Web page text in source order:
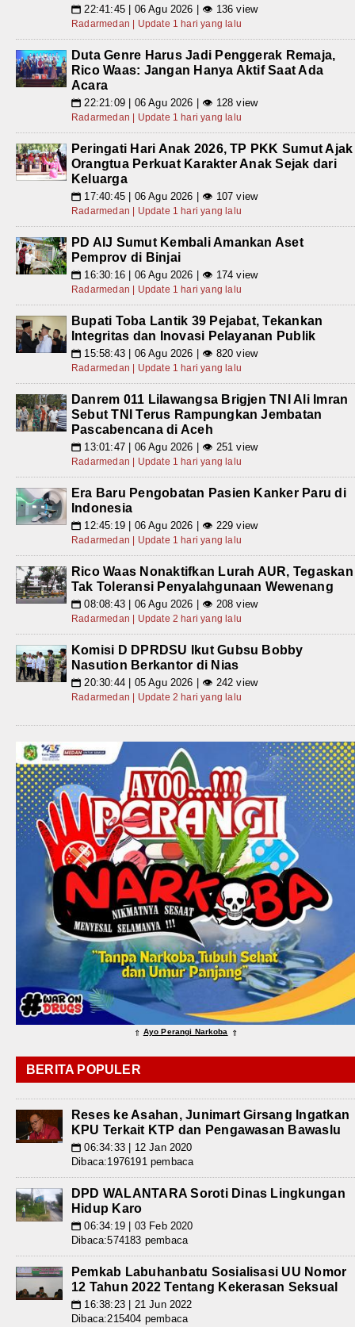
📅 22:41:45 | 06 Agu 2026 | 👁 136 view
Radarmedan | Update 1 hari yang lalu
Duta Genre Harus Jadi Penggerak Remaja,
Rico Waas: Jangan Hanya Aktif Saat Ada
Acara
📅 22:21:09 | 06 Agu 2026 | 👁 128 view
Radarmedan | Update 1 hari yang lalu
Peringati Hari Anak 2026, TP PKK Sumut Ajak
Orangtua Perkuat Karakter Anak Sejak dari
Keluarga
📅 17:40:45 | 06 Agu 2026 | 👁 107 view
Radarmedan | Update 1 hari yang lalu
PD AIJ Sumut Kembali Amankan Aset
Pemprov di Binjai
📅 16:30:16 | 06 Agu 2026 | 👁 174 view
Radarmedan | Update 1 hari yang lalu
Bupati Toba Lantik 39 Pejabat, Tekankan
Integritas dan Inovasi Pelayanan Publik
📅 15:58:43 | 06 Agu 2026 | 👁 820 view
Radarmedan | Update 1 hari yang lalu
Danrem 011 Lilawangsa Brigjen TNI Ali Imran
Sebut TNI Terus Rampungkan Jembatan
Pascabencana di Aceh
📅 13:01:47 | 06 Agu 2026 | 👁 251 view
Radarmedan | Update 1 hari yang lalu
Era Baru Pengobatan Pasien Kanker Paru di
Indonesia
📅 12:45:19 | 06 Agu 2026 | 👁 229 view
Radarmedan | Update 1 hari yang lalu
Rico Waas Nonaktifkan Lurah AUR, Tegaskan
Tak Toleransi Penyalahgunaan Wewenang
📅 08:08:43 | 06 Agu 2026 | 👁 208 view
Radarmedan | Update 2 hari yang lalu
Komisi D DPRDSU Ikut Gubsu Bobby
Nasution Berkantor di Nias
📅 20:30:44 | 05 Agu 2026 | 👁 242 view
Radarmedan | Update 2 hari yang lalu
⇑ Ayo Perangi Narkoba ⇑
BERITA POPULER
Reses ke Asahan, Junimart Girsang Ingatkan
KPU Terkait KTP dan Pengawasan Bawaslu
📅 06:34:33 | 12 Jan 2020
Dibaca:1976191 pembaca
DPD WALANTARA Soroti Dinas Lingkungan
Hidup Karo
📅 06:34:19 | 03 Feb 2020
Dibaca:574183 pembaca
Pemkab Labuhanbatu Sosialisasi UU Nomor
12 Tahun 2022 Tentang Kekerasan Seksual
📅 16:38:23 | 21 Jun 2022
Dibaca:215404 pembaca